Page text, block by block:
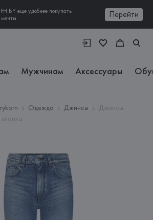
еще удобнее покупать
Перейти
Мужчинам Аксессуары
Одежда Джинсы
Джинсы
хлопка